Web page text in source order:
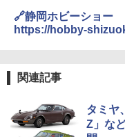
🔗静岡ホビーショー
https://hobby-
関連記事
タミヤ
Z」な